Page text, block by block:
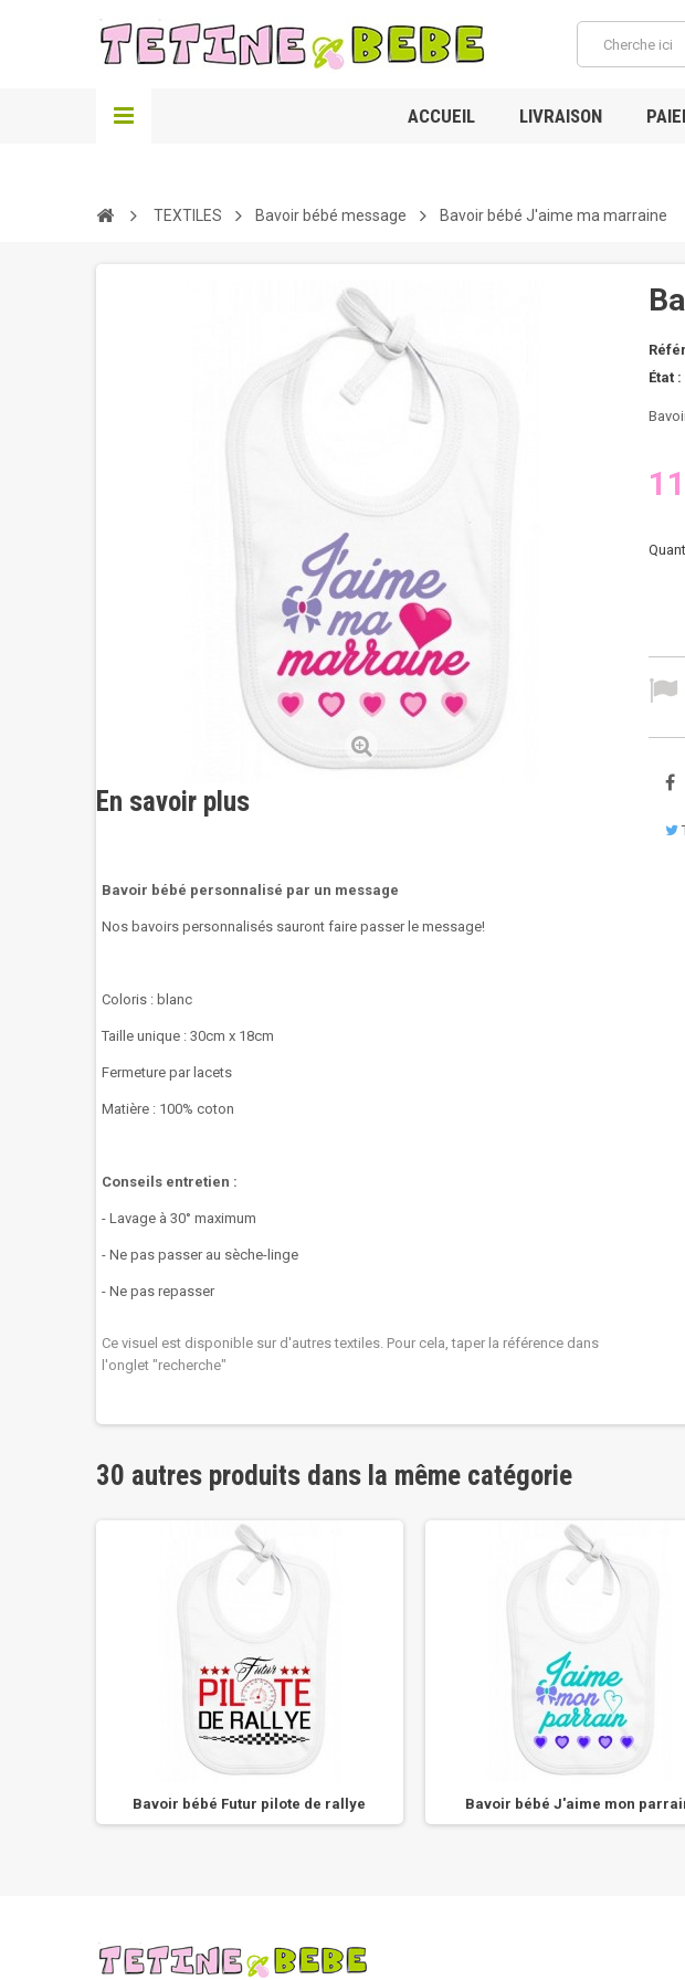
ACCUEIL LIVRAISON
TEXTILES Bavoir bébé message Bavoir bébé J'aime ma marraine
En savoir plus
Bavoir bébé personnalisé par un message
Nos bavoirs personnalisés sauront faire passer le message!
Coloris : blanc
Taille unique : 30cm x 18cm
Fermeture par lacets
Matière : 100% coton
Conseils entretien :
- Lavage à 30° maximum
- Ne pas passer au sèche-linge
- Ne pas repasser
Ce visuel est disponible sur d'autres textiles. Pour cela, taper la référence dans
l'onglet "recherche"
État :
30 autres produits dans la même catégorie
Bavoir bébé Futur pilote de rallye Bavoir bébé J'aime mon